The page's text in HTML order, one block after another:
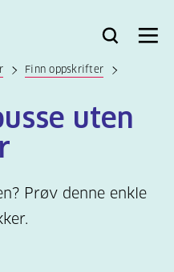
Bli
Logg
Søk Meny
Finn oppskrifter
uten
Prøv denne enkle